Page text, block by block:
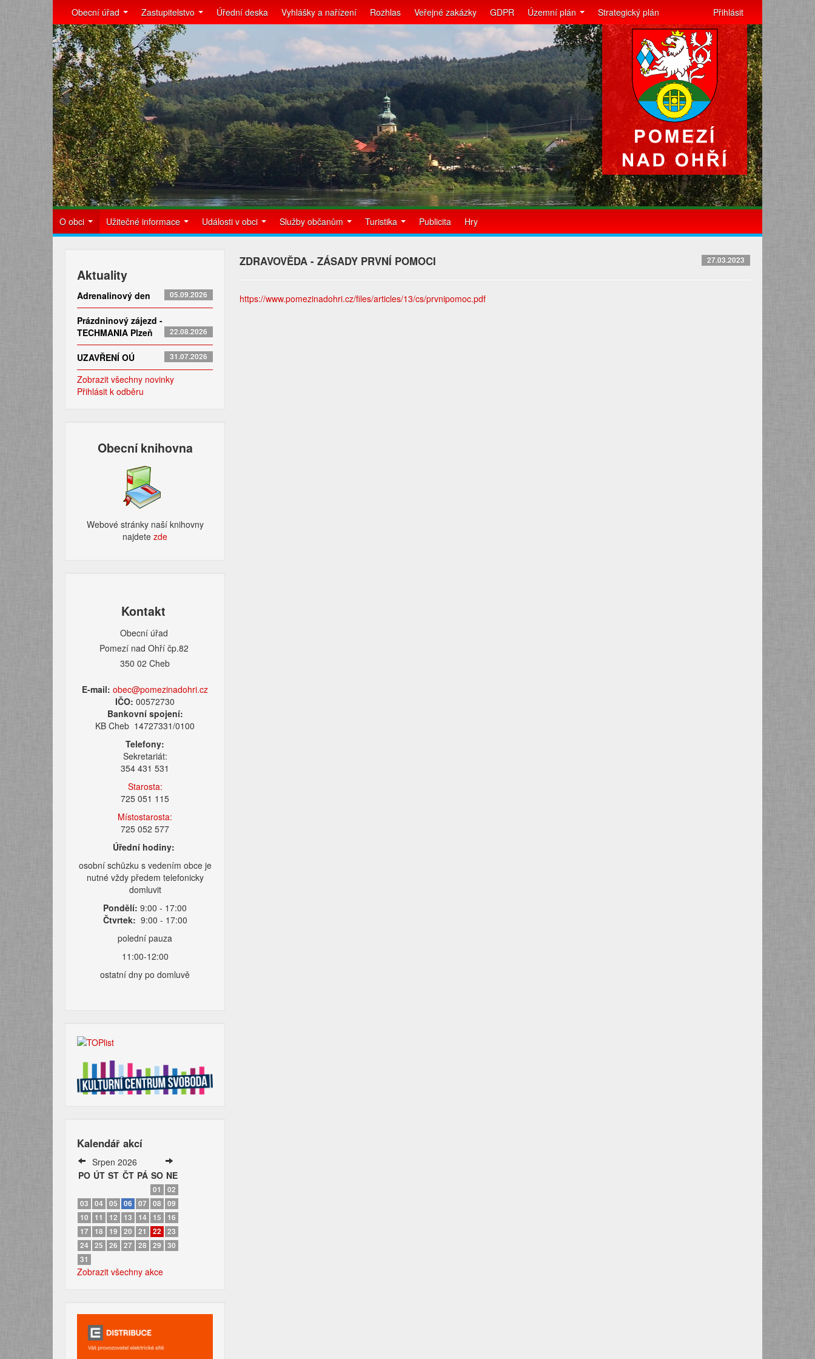
Obecní úřad Zastupitelstvo Úřední deska Vyhlášky a nařízení Rozhlas Veřejné zakázky GDPR Územní plán Strategický plán Přihlásit
O obci Užitečné informace Události v obci Služby občanům Turistika Publicita Hry
Aktuality
Adrenalinový den 05.09.2026
Prázdninový zájezd -
TECHMANIA Plzeň
22.08.2026
UZAVŘENÍ OÚ 31.07.2026
Zobrazit všechny novinky
Přihlásit k odběru
Obecní knihovna
Webové stránky naší knihovny
najdetezde​
Kontakt
Obecní úřad
Pomezí nad Ohří čp.82
350 02 Cheb
E-mail: obec@pomezinadohri.cz
IČO:00572730
Bankovní spojení:
KB Cheb 14727331/0100
Telefony:
Sekretariát:
354 431 531
Starosta:
725 051 115
Místostarosta:
725 052 577
Úřední hodiny:
osobní schůzku s vedením obce je
nutné vždy předem telefonicky
domluvit
Pondělí: 9:00 - 17:00
Čtvrtek: 9:00 - 17:00
polední pauza
11:00-12:00
ostatní dny po domluvě
Kalendář akcí
Srpen 2026
PO ÚT ST ČT PÁ SO NE
01
02
03
04 05 06 07 08
09
10
11 12 13 14 15
16
17 18 19 20 21 22
23
24
25 26 27 28 29
30
31
Zobrazit všechny akce
ZDRAVOVĚDA - ZÁSADY PRVNÍ POMOCI 27.03.2023
https://www.pomezinadohri.cz/files/articles/13/cs/prvnipomoc.pdf